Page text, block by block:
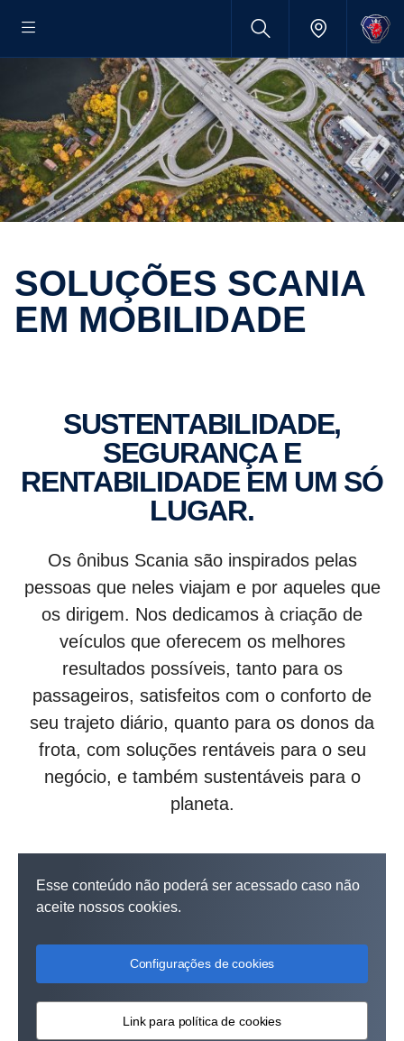
SOLUÇÕES SCANIA
EM MOBILIDADE
SUSTENTABILIDADE,
SEGURANÇA E
RENTABILIDADE EM UM SÓ
LUGAR.
Os ônibus Scania são inspirados pelas
pessoas que neles viajam e por aqueles que
os dirigem. Nos dedicamos à criação de
veículos que oferecem os melhores
resultados possíveis, tanto para os
passageiros, satisfeitos com o conforto de
seu trajeto diário, quanto para os donos da
frota, com soluções rentáveis para o seu
negócio, e também sustentáveis para o
planeta.
Esse conteúdo não poderá ser acessado caso não
aceite nossos cookies.
Configurações de cookies
Link para política de cookies